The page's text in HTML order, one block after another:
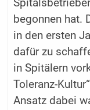
begonnen hat.
in den ersten
dafür zu
in Spitälern
Toleranz-
Ansatz dabei